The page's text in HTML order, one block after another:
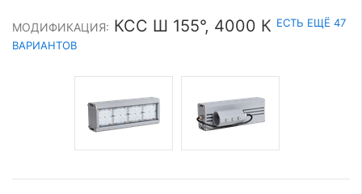
МОДИФИКАЦИЯ: КСС Ш 155°, 4000 К ЕСТЬ ЕЩЁ 47
ВАРИАНТОВ